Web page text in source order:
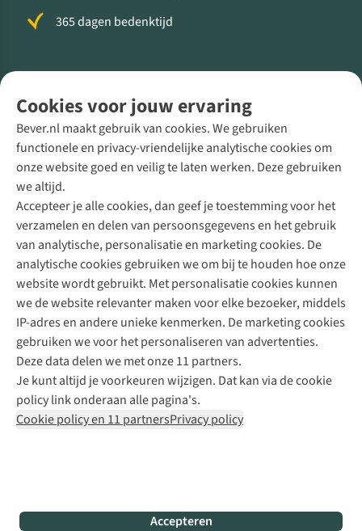
Cookies voor jouw ervaring
Bever.nl maakt gebruik van cookies. We gebruiken
functionele en privacy-vriendelijke analytische cookies om
onze website goed en veilig te laten werken. Deze gebruiken
we altijd.
Accepteer je alle cookies, dan geef je toestemming voor het
verzamelen en delen van persoonsgegevens en het gebruik
van analytische, personalisatie en marketing cookies. De
analytische cookies gebruiken we om bij te houden hoe onze
website wordt gebruikt. Met personalisatie cookies kunnen
we de website relevanter maken voor elke bezoeker, middels
IP-adres en andere unieke kenmerken. De marketing cookies
gebruiken we voor het personaliseren van advertenties.
Deze data delen we met onze 11 partners.
Je kunt altijd je voorkeuren wijzigen. Dat kan via de cookie
policy link onderaan alle pagina's.
Cookie policy en 11 partnersPrivacy policy
Accepteren
365 dagen bedenktijd
Direct advies van een Buitenexpert
+31 (0)85 888 50 88
+31 6 12 28 49 80
Contactformulier
Bever